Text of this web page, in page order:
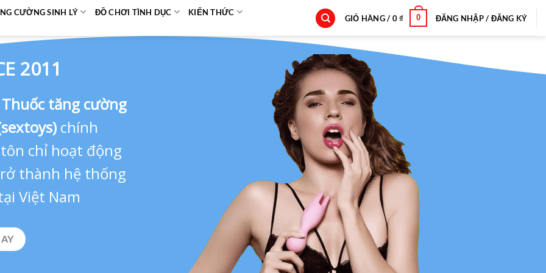
CƯỜNG SINH LÝ ĐỒ CHƠI TÌNH DỤC KIẾN THỨC
GIỎ HÀNG / 0₫ 0 ĐĂNG NHẬP / ĐĂNG KÝ
2011
Thuốc tăng cường
chính
chỉ hoạt động
thành hệ thống
Việt Nam